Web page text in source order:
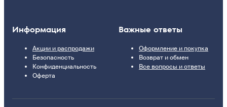
Информация
Акции и распродажи
Безопасность
Конфиденциальность
Оферта
Важные ответы
Оформление и покупка
Возврат и обмен
Все вопросы и ответы